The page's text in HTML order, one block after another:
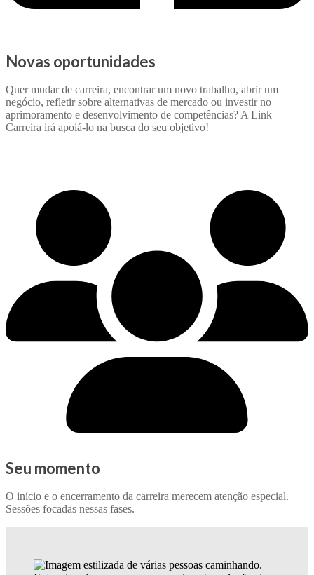
Novas oportunidades
Quer mudar de carreira, encontrar um novo trabalho, abrir um
negócio, refletir sobre alternativas de mercado ou investir no
aprimoramento e desenvolvimento de competências? A Link
Carreira irá apoiá-lo na busca do seu objetivo!
Seu momento
O início e o encerramento da carreira merecem atenção especial.
Sessões focadas nessas fases.